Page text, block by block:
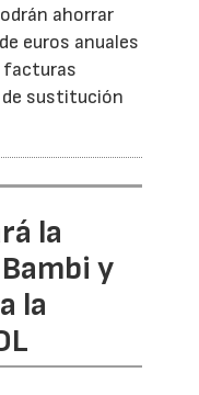
ahorrar
euros anuales
facturas
sustitución
la
y
la